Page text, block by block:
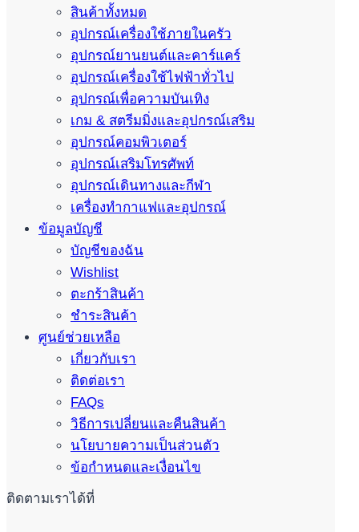
สินค้าทั้งหมด
อุปกรณ์เครื่องใช้ภายในครัว
อุปกรณ์ยานยนต์และคาร์แคร์
อุปกรณ์เครื่องใช้ไฟฟ้าทั่วไป
อุปกรณ์เพื่อความบันเทิง
เกม & สตรีมมิ่งและอุปกรณ์เสริม
อุปกรณ์คอมพิวเตอร์
อุปกรณ์เสริมโทรศัพท์
อุปกรณ์เดินทางและกีฬา
เครื่องทำกาแฟและอุปกรณ์
ข้อมูลบัญชี
บัญชีของฉัน
Wishlist
ตะกร้าสินค้า
ชำระสินค้า
ศูนย์ช่วยเหลือ
เกี่ยวกับเรา
ติดต่อเรา
FAQs
วิธีการเปลี่ยนและคืนสินค้า
นโยบายความเป็นส่วนตัว
ข้อกำหนดและเงื่อนไข
ติดตามเราได้ที่